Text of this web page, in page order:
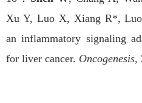
Xu Y, Luo X, Xiang R*,
an inflammatory signaling
for liver cancer. Oncogenesis,